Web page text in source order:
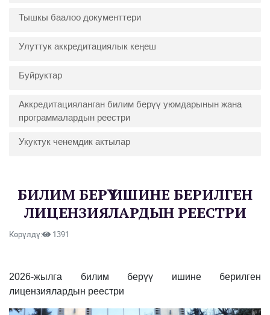
Тышкы баалоо документтери
Улуттук аккредитациялык кеңеш
Буйруктар
Аккредитацияланган билим берүү уюмдарынын жана
программалардын реестри
Укуктук ченемдик актылар
БИЛИМ БЕРҮҮ ИШИНЕ БЕРИЛГЕН
ЛИЦЕНЗИЯЛАРДЫН РЕЕСТРИ
Көрүлдү: 1391
2026-жылга билим берүү ишине берилген
лицензиялардын реестри